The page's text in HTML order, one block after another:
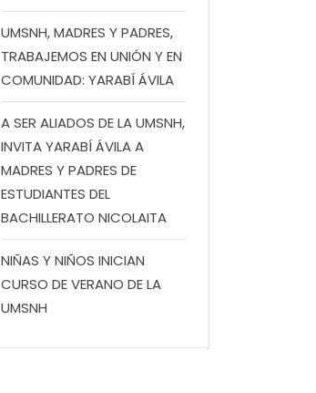
UMSNH, MADRES Y PADRES,
TRABAJEMOS EN UNIÓN Y EN
COMUNIDAD: YARABÍ ÁVILA
A SER ALIADOS DE LA UMSNH,
INVITA YARABÍ ÁVILA A
MADRES Y PADRES DE
ESTUDIANTES DEL
BACHILLERATO NICOLAITA
NIÑAS Y NIÑOS INICIAN
CURSO DE VERANO DE LA
UMSNH